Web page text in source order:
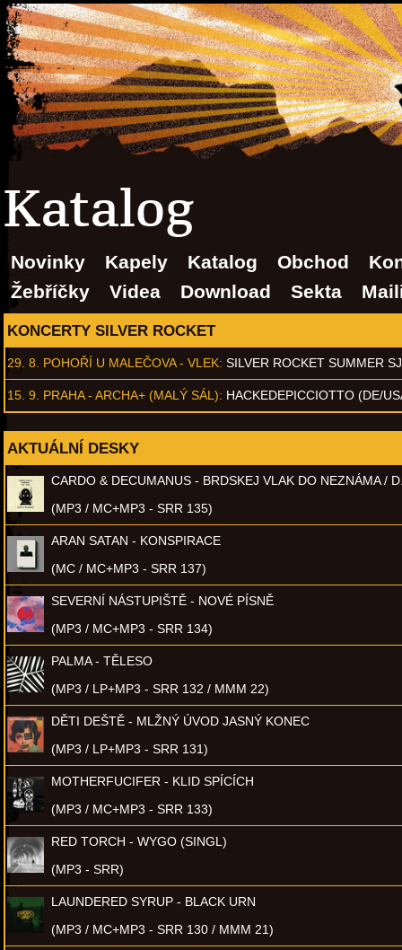
Katalog
Novinky Kapely Katalog Obchod
Žebříčky
Videa Download Sekta
KONCERTY SILVER ROCKET
29. 8. POHOŘÍ U MALEČOVA - VLEK: SILVER ROCKET SUMMER
15. 9. PRAHA - ARCHA+ (MALÝ SÁL): HACKEDEPICCIOTTO (DE/
AKTUÁLNÍ DESKY
CARDO & DECUMANUS - BRDSKEJ VLAK DO NEZNÁMA /
(MP3 / MC+MP3 - SRR 135)
ARAN SATAN - KONSPIRACE
(MC / MC+MP3 - SRR 137)
SEVERNÍ NÁSTUPIŠTĚ - NOVÉ PÍSNĚ
(MP3 / MC+MP3 - SRR 134)
PALMA - TĚLESO
(MP3 / LP+MP3 - SRR 132 / MMM 22)
DĚTI DEŠTĚ - MLŽNÝ ÚVOD JASNÝ KONEC
(MP3 / LP+MP3 - SRR 131)
MOTHERFUCIFER - KLID SPÍCÍCH
(MP3 / MC+MP3 - SRR 133)
RED TORCH - WYGO (SINGL)
(MP3 - SRR)
LAUNDERED SYRUP - BLACK URN
(MP3 / MC+MP3 - SRR 130 / MMM 21)